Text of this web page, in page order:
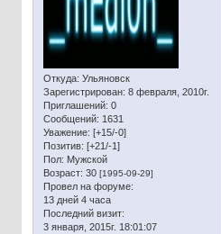
Откуда: Ульяновск
Зарегистрирован: 8 февраля, 2010г.
Приглашений: 0
Сообщений: 1631
Уважение: [+15/-0]
Позитив: [+21/-1]
Пол: Мужской
Возраст: 30 [1995-09-29]
Провел на форуме:
13 дней 4 часа
Последний визит:
3 января, 2015г. 18:01:07